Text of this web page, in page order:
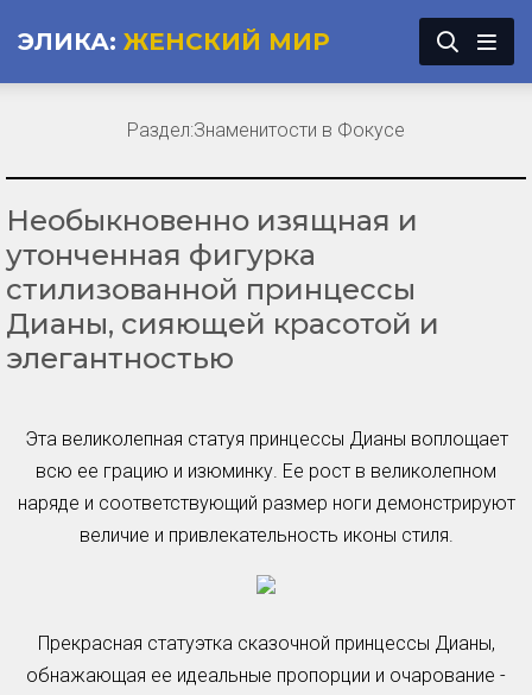
ЭЛИКА: ЖЕНСКИЙ МИР
Необыкновенно изящная и
утонченная фигурка
стилизованной принцессы
Дианы, сияющей красотой и
элегантностью
Эта великолепная статуя принцессы Дианы воплощает
всю ее грацию и изюминку. Ее рост в великолепном
наряде и соответствующий размер ноги демонстрируют
величие и привлекательность иконы стиля.
Прекрасная статуэтка сказочной принцессы Дианы,
обнажающая ее идеальные пропорции и очарование -
Раздел:Знаменитости в Фокусе